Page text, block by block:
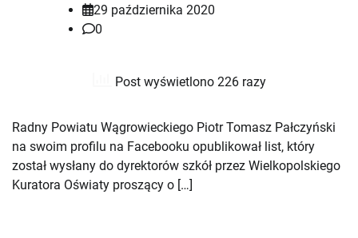
29 października 2020
0
Post wyświetlono 226 razy
Radny Powiatu Wągrowieckiego Piotr Tomasz Pałczyński
na swoim profilu na Facebooku opublikował list, który
został wysłany do dyrektorów szkół przez Wielkopolskiego
Kuratora Oświaty proszący o […]